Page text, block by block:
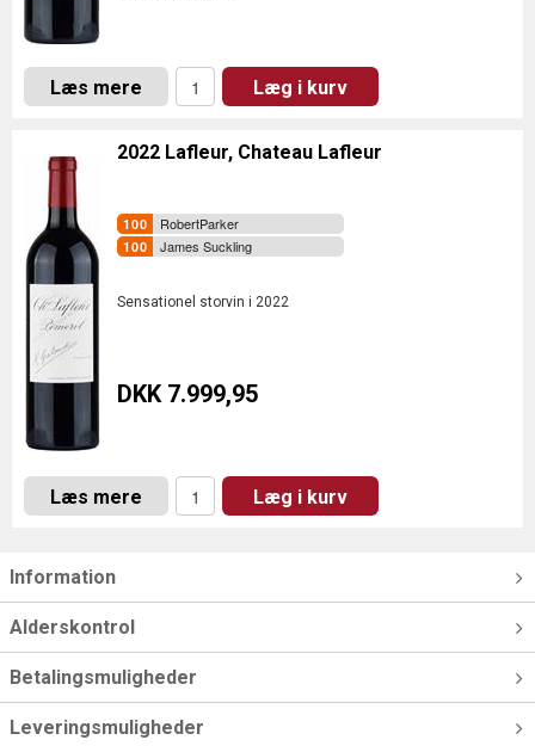
Læs mere Læg i kurv
2022 Lafleur, Chateau Lafleur
RobertParker
James Suckling
Sensationel storvin i 2022
DKK 7.999,95
Læs mere Læg i kurv
Information
Alderskontrol
Betalingsmuligheder
Leveringsmuligheder